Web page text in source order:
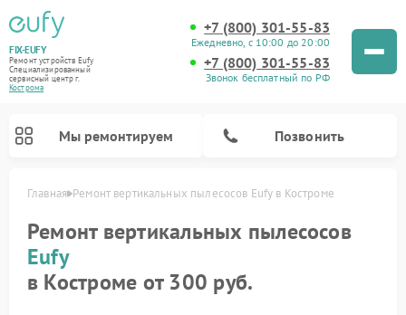
FIX-EUFY
Ремонт устройств Eufy
Специализированный
cервисный центр г.
Кострома
+7 (800) 301-55-83
Ежедневно, с 10:00 до 20:00
+7 (800) 301-55-83
Звонок бесплатный по РФ
Мы ремонтируем Позвонить
Главная Ремонт вертикальных пылесосов Eufy в Костроме
Ремонт вертикальных пылесосов
Eufy
в Костроме от 300 руб.